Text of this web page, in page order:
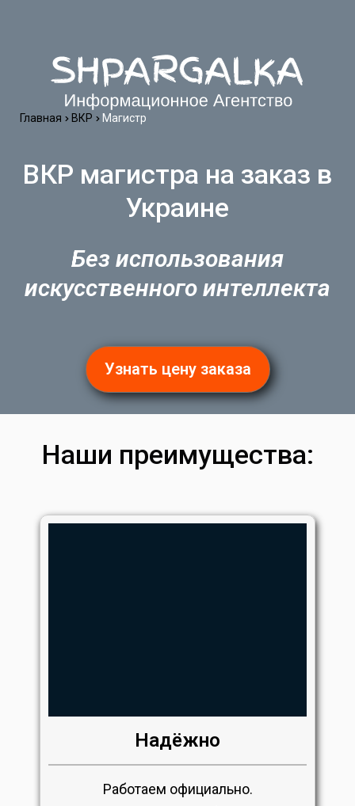
ВКР магистра на заказ в
Украине
Без использования
искусственного интеллекта
Узнать цену заказа
Главная ВКР Магистр
Наши преимущества:
Надёжно
Работаем официально.